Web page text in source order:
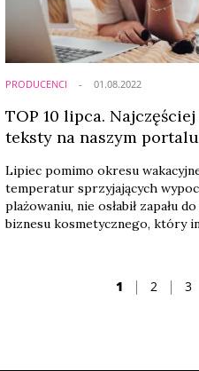
PRODUCENCI
TOP 10 lipca.
teksty na naszym portalu
Lipiec pomimo okresu
temperatur sprzyjających
plażowaniu, nie osłabił zapału
biznesu kosmetycznego, który
inflacji. Naszych czytelników
interesowało to, co myślą i
01.08.2022
1 2 3